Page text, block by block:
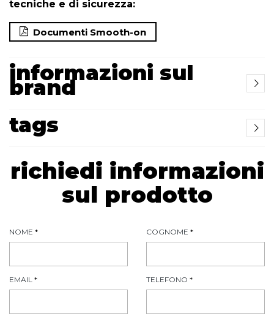
tecniche e di sicurezza:
Documenti Smooth-on
informazioni sul
brand
tags
richiedi informazioni
sul prodotto
NOME * COGNOME *
EMAIL * TELEFONO *